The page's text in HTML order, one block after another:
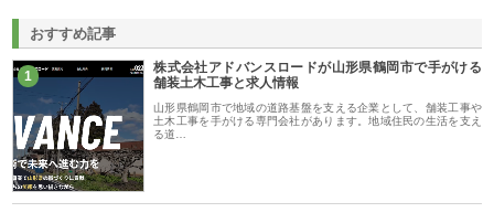
おすすめ記事
1
株式会社アドバンスロードが山形県鶴岡市で手がける
舗装土木工事と求人情報
山形県鶴岡市で地域の道路基盤を支える企業として、舗装工事や
土木工事を手がける専門会社があります。地域住民の生活を支え
る道…